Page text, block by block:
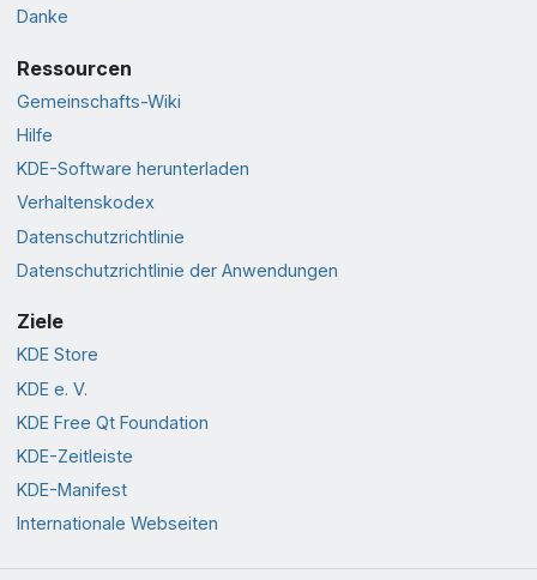
Danke
Ressourcen
Gemeinschafts-Wiki
Hilfe
KDE-Software herunterladen
Verhaltenskodex
Datenschutzrichtlinie
Datenschutzrichtlinie der Anwendungen
Ziele
KDE Store
KDE e. V.
KDE Free Qt Foundation
KDE-Zeitleiste
KDE-Manifest
Internationale Webseiten